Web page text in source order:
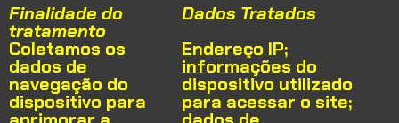
Finalidade do
tratamento
Dados Tratados
Coletamos os
dados de
navegação do
dispositivo para
Endereço IP;
informações do
dispositivo utilizado
para acessar o site;